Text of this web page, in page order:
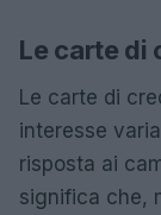
Le carte di
Le carte di
interesse
risposta ai
significa che,